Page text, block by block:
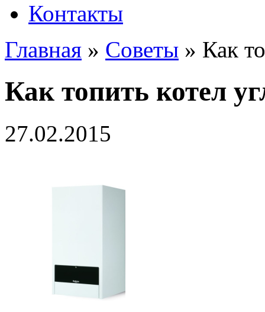
Контакты
Главная » Советы » Как
Как топить котел
27.02.2015